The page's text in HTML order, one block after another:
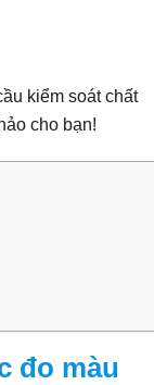
kiểm soát chất
cho bạn!
đo màu